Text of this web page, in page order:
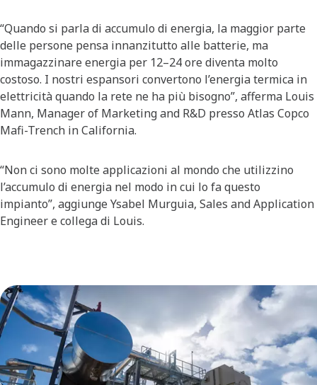
“Quando si parla di accumulo di energia, la maggior parte
delle persone pensa innanzitutto alle batterie, ma
immagazzinare energia per 12–24 ore diventa molto
costoso. I nostri espansori convertono l’energia termica in
elettricità quando la rete ne ha più bisogno”, afferma Louis
Mann, Manager of Marketing and R&D presso Atlas Copco
Mafi-Trench in California.
“Non ci sono molte applicazioni al mondo che utilizzino
l’accumulo di energia nel modo in cui lo fa questo
impianto”, aggiunge Ysabel Murguia, Sales and Application
Engineer e collega di Louis.